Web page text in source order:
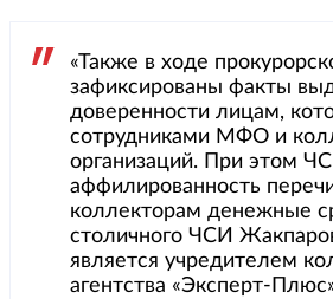
«Также в ходе
зафиксированы факты
доверенности лицам,
сотрудниками МФО и
организаций. При этом
аффилированность
коллекторам денежные
столичного ЧСИ
является учредителем
агентства «Эксперт-